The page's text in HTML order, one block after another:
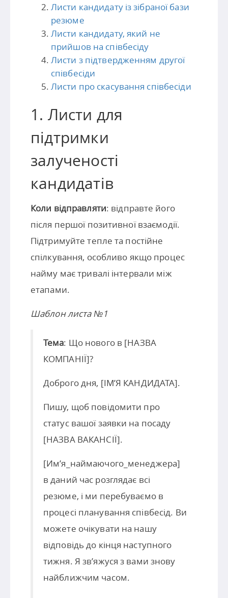
Листи кандидату із зібраної бази
резюме
Листи кандидату, який не
прийшов на співбесіду
Листи з підтвердженням другої
співбесіди
Листи про скасування співбесіди
1. Листи для
підтримки
залученості
кандидатів
Коли відправляти: відправте його
після першої позитивної взаємодії.
Підтримуйте тепле та постійне
спілкування, особливо якщо процес
найму має тривалі інтервали між
етапами.
Шаблон листа №1
Тема: Що нового в [НАЗВА
КОМПАНІЇ]?
Доброго дня, [ІМ’Я КАНДИДАТА].
Пишу, щоб повідомити про
статус вашої заявки на посаду
[НАЗВА ВАКАНСІЇ].
[Им’я_наймаючого_менеджера]
в даний час розглядає всі
резюме, і ми перебуваємо в
процесі планування співбесід. Ви
можете очікувати на нашу
відповідь до кінця наступного
тижня. Я зв’яжуся з вами знову
найближчим часом.